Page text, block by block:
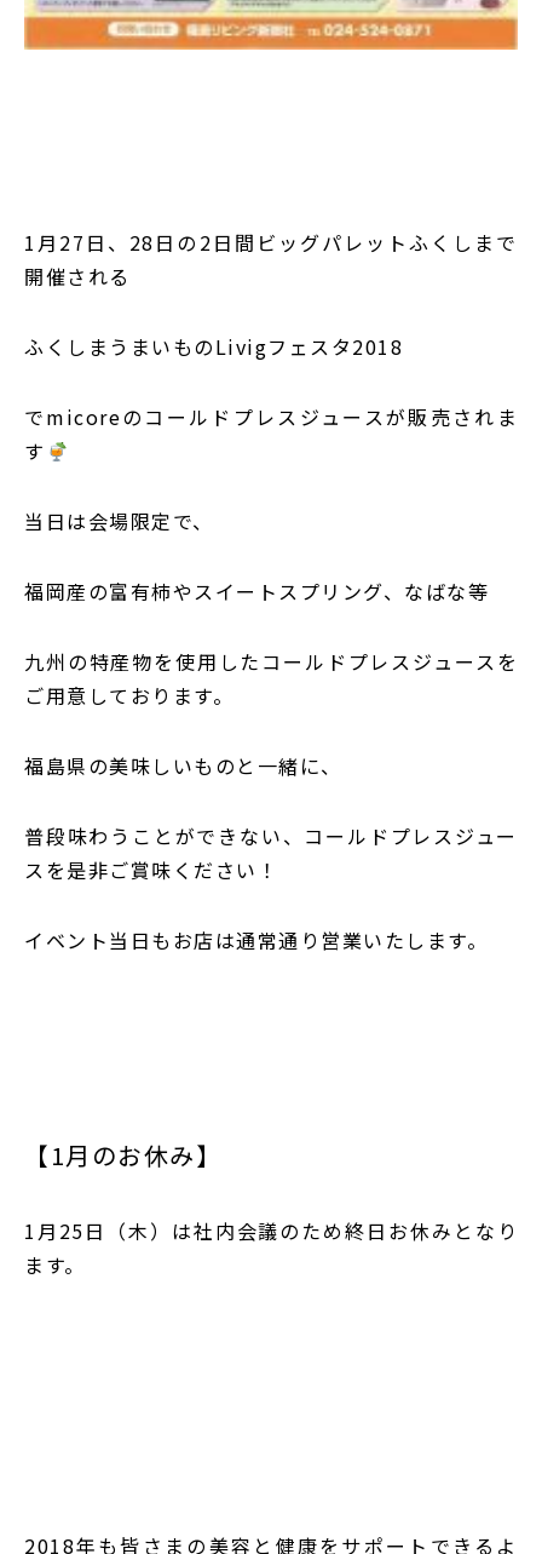
1月27日、28日の2日間ビッグパレットふくしまで
開催される
ふくしまうまいものLivigフェスタ2018
でmicoreのコールドプレスジュースが販売されま
す
当日は会場限定で、
福岡産の富有柿やスイートスプリング、なばな等
九州の特産物を使用したコールドプレスジュースを
ご用意しております。
福島県の美味しいものと一緒に、
普段味わうことができない、コールドプレスジュー
スを是非ご賞味ください！
イベント当日もお店は通常通り営業いたします。
【1月のお休み】
1月25日（木）は社内会議のため終日お休み となり
ます。
2018年も皆さまの美容と健康をサポートできるよ